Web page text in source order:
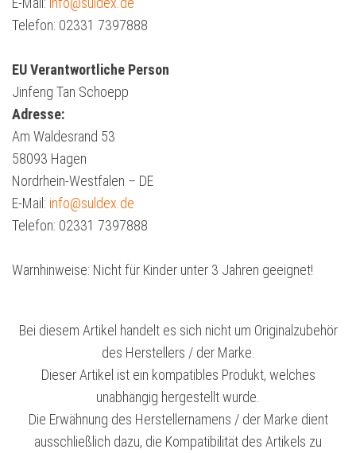
Telefon: 02331 7397888
EU Verantwortliche Person
Jinfeng Tan Schoepp
Adresse:
Am Waldesrand 53
58093 Hagen
Nordrhein-Westfalen – DE
E-Mail: info@suldex.de
Telefon: 02331 7397888
Warnhinweise: Nicht für Kinder unter 3 Jahren geeignet!
Bei diesem Artikel handelt es sich nicht um Originalzubehör
des Herstellers / der Marke.
Dieser Artikel ist ein kompatibles Produkt, welches
unabhängig hergestellt wurde.
Die Erwähnung des Herstellernamens / der Marke dient
ausschließlich dazu, die Kompatibilität des Artikels zu